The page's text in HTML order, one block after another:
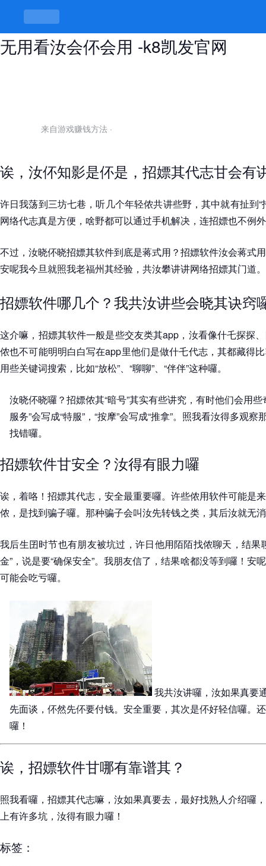
网络招嫖都是用什么软件，软件有用
无用看汝会伓会用 -k8凯发官网
来自游戏赚钱方法 ·
诶，汝伓知影是伓是，招嫖其代志甘会有
许日我荡到三坊七巷，听几个年轻侬共讲些野，其中就有扯到
网络代志真是方便，啥野都可以通过手机解决，连招嫖也不例
不过，汝晓伓晓招嫖其软件到底是蒋式用？招嫖软件汝会蒋式
安呢我今旦就照我老福州其经验，共汝攀讲讲网络招嫖其门道。
招嫖软件哪几个？我共汝讲些会晓其诀窍
这介嘛，招嫖其软件一般是些交友类其app，汝看像什乇探探
侬也不可能明明白白写在app里他们是做什乇代志，其都藏得
用些关键词搜索，比如“放松”、“聊聊”、“伴伴”这种囉。
汝晓伓晓囉？招嫖侬其“暗号”其实有些讲究，有时他们会用
服务”会写成“特服”，“按摩”会写成“推拿”。照我看汝得多观
找错囉。
招嫖软件甘安全？汝得有眼力囉
诶，着咯！招嫖其代志，安全最重要囉。许些侬用软件可能是
侬，是找到骗子囉。那种骗子会叫汝先转钱之类，其后汝就无
我后生囝时节也有朋友被坑过，许日他用陌陌找侬聊天，结果
金”，说是要“确保安全”。我朋友信了，结果啥都没等到囉！安
可能会吃亏囉。
我共汝讲囉，汝如果真要
先面谈，伓然先伓要付钱。安全重要，其次是伓好轻信囉。
囉！
诶，招嫖软件甘哪有靠谱其？
照我看囉，招嫖其代志嘛，汝如果真要去，最好找熟人介绍囉
上有许多坑，汝得有眼力囉！
标签：